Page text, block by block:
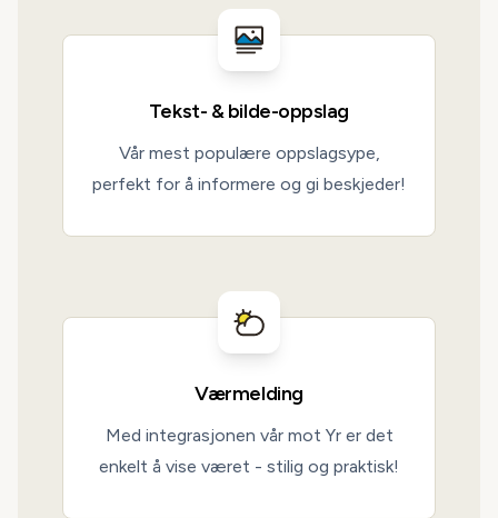
Tekst- & bilde-oppslag
Vår mest populære oppslagsype,
perfekt for å informere og gi beskjeder!
Værmelding
Med integrasjonen vår mot Yr er det
enkelt å vise været - stilig og praktisk!